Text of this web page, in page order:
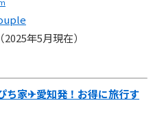
年5月現在）
ち家✈︎愛知発！お得に旅行す